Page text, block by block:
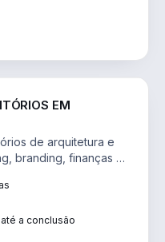
EM
de arquitetura e
branding, finanças e
a conclusão